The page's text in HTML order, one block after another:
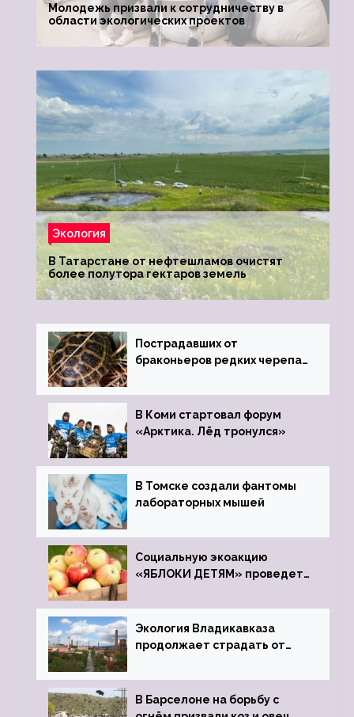
Молодежь призвали к сотрудничеству в
области экологических проектов
Экология
В Татарстане от нефтешламов очистят
более полутора гектаров земель
Пострадавших от
браконьеров редких черепах
зоопарк
В Коми стартовал форум
«Арктика. Лёд тронулся»
В Томске создали фантомы
лабораторных мышей
Социальную экоакцию
«ЯБЛОКИ ДЕТЯМ» проведет
Экология Владикавказа
продолжает страдать от
В Барселоне на борьбу с